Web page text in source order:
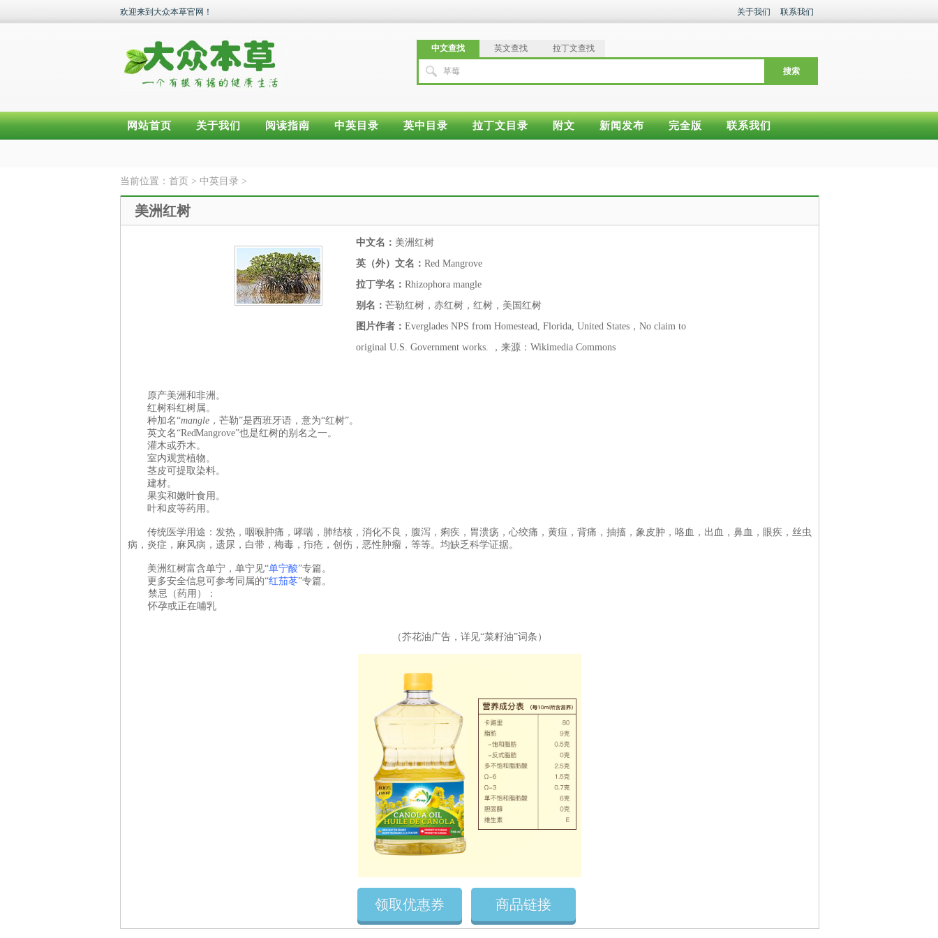
欢迎来到大众本草官网！ 关于我们 联系我们
中文查找 英文查找 拉丁文查找
草莓 搜索
网站首页 关于我们 阅读指南 中英目录 英中目录 拉丁文目录 附文 新闻发布 完全版 联系我们
当前位置： 首页 > 中英目录 >
美洲红树
中文名： 美洲红树
英（外）文名： Red Mangrove
拉丁学名： Rhizophora mangle
别名： 芒勒红树，赤红树，红树，美国红树
图片作者： Everglades NPS from Homestead, Florida, United States，No claim to
original U.S. Government works. ，来源：Wikimedia Commons
原产美洲和非洲。
红树科红树属。
种加名“mangle， 芒勒”是西班牙语，意为“红树”。
英文名“Red Mangrove”也是红树的别名之一。
灌木或乔木。
室内观赏植物。
茎皮可提取染料。
建材。
果实和嫩叶食用。
叶和皮等药用。
传统医学用途：发热，咽喉肿痛，哮喘，肺结核，消化不良，腹泻，痢疾，胃溃疡，心绞痛，黄疸，背痛，抽搐，象皮肿，咯血，出血，鼻血，眼疾，丝虫
病，炎症，麻风病，遗尿，白带，梅毒，疖疮，创伤，恶性肿瘤，等等。 均缺乏科学证据。
美洲红树富含单宁，单宁见“单宁酸”专篇。
更多安全信息可参考同属的“红茄苳”专篇。
禁忌（药用）：
怀孕或正在哺乳
（芥花油广告，详见“菜籽油”词条）
领取优惠券 商品链接